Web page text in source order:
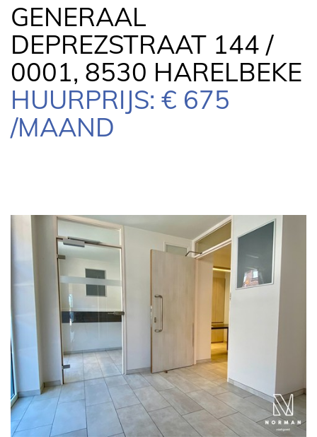
GENERAAL
DEPREZSTRAAT 144 /
0001, 8530 HARELBEKE
HUURPRIJS: € 675
/MAAND